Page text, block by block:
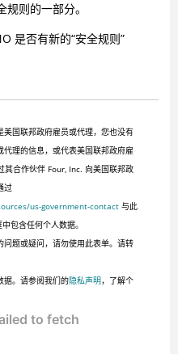
则的一部分。
是否有新的“安全规则”
美国联邦政府雇员或代理，您也没有
理的信息，或代表美国联邦政府雇
其合作伙伴 Four, Inc. 向美国联邦政
过
us-government-contact与此
包含任何个人数据。
问题或疑问，请勿使用此表单。请转
据。请参阅我们的隐私声明，了解个